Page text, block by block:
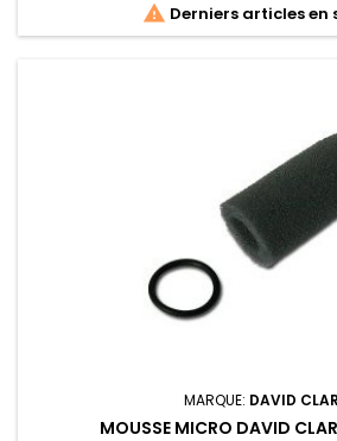
 Derniers articles en
MARQUE: DAVID
MOUSSE MICRO DAVID